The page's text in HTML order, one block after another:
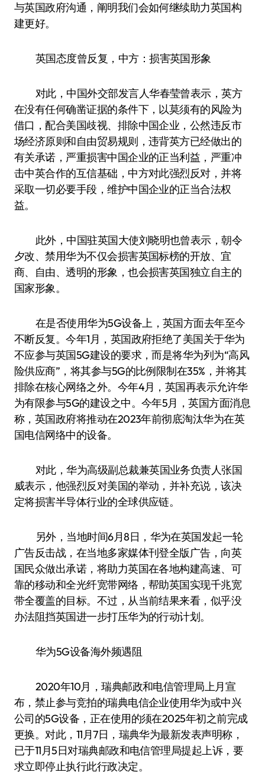
与英国政府沟通，阐明我们会如何继续助力英国构
建更好。
英国态度曾反复，中方：损害英国形象
对此，中国外交部发言人华春莹曾表示，英方
在没有任何确凿证据的条件下，以莫须有的风险为
借口，配合美国歧视、排除中国企业，公然违反市
场经济原则和自由贸易规则，违背英方已经做出的
有关承诺，严重损害中国企业的正当利益，严重冲
击中英合作的互信基础，中方对此强烈反对，并将
采取一切必要手段，维护中国企业的正当合法权
益。
此外，中国驻英国大使刘晓明也曾表示，朝令
夕改、禁用华为不仅会损害英国标榜的开放、宜
商、自由、透明的形象，也会损害英国独立自主的
国家形象。
在是否使用华为5G设备上，英国方面去年至今
不断反复。今年1月，英国政府拒绝了美国关于华为
不应参与英国5G建设的要求，而是将华为列为“高风
险供应商”，将其参与5G的比例限制在35%，并将其
排除在核心网络之外。今年4月，英国再表示允许华
为有限参与5G的建设之中。今年5月，英国方面消息
称，英国政府将推动在2023年前彻底淘汰华为在英
国电信网络中的设备。
对此，华为高级副总裁兼英国业务负责人张国
威表示，他强烈反对美国的举动，并补充说，该决
定将损害半导体行业的全球供应链。
另外，当地时间6月8日，华为在英国发起一轮
广告反击战，在当地多家媒体刊登全版广告，向英
国民众做出承诺，将助力英国在各地构建高速、可
靠的移动和全光纤宽带网络，帮助英国实现千兆宽
带全覆盖的目标。不过，从当前结果来看，似乎没
办法阻挡英国进一步打压华为的行动计划。
华为5G设备海外频遇阻
2020年10月，瑞典邮政和电信管理局上月宣
布，禁止参与竞拍的瑞典电信企业使用华为或中兴
公司的5G设备，正在使用的须在2025年初之前完成
更换。对此，11月7日，瑞典华为最新发表声明称，
已于11月5日对瑞典邮政和电信管理局提起上诉，要
求立即停止执行此行政决定。